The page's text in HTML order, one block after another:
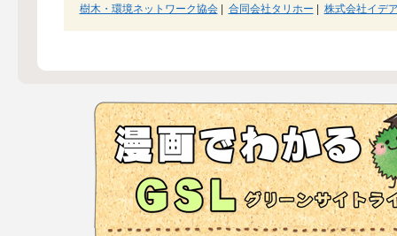
樹木・環境ネットワーク協会| 合同会社タリホー | 株式会社イデ